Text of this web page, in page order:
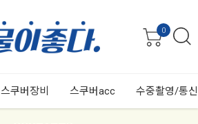
0
스쿠버장비 스쿠버acc 수중촬영/통